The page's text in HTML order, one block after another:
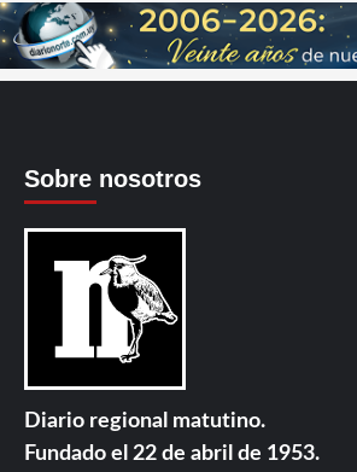
Sobre nosotros
Diario regional matutino.
Fundado el 22 de abril de 1953.